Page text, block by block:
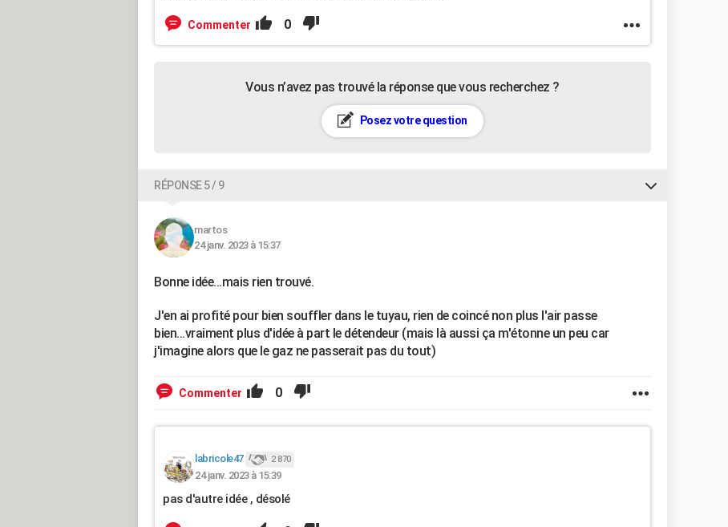
Commenter 0
Vous n’avez pas trouvé la réponse que vous recherchez ?
Posez votre question
RÉPONSE 5 / 9
martos
24 janv. 2023 à 15:37
Bonne idée...mais rien trouvé.
J'en ai profité pour bien souffler dans le tuyau, rien de coincé non plus l'air passe
bien...vraiment plus d'idée à part le détendeur (mais là aussi ça m'étonne un peu car
j'imagine alors que le gaz ne passerait pas du tout)
Commenter 0
labricole47 2 870
24 janv. 2023 à 15:39
pas d'autre idée , désolé